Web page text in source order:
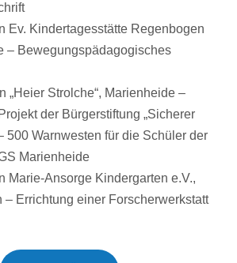
Ev. Kindertagesstätte Regenbogen
– Bewegungspädagogisches
„Heier Strolche“, Marienheide –
der Bürgerstiftung „Sicherer
500 Warnwesten für die Schüler der
Marienheide
Marie-Ansorge Kindergarten e.V.,
– Errichtung einer Forscherwerkstatt